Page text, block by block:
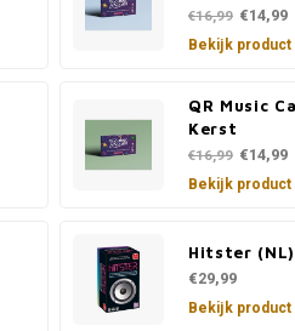
€16,99 €14,99
Bekijk product
QR Music
Kerst
€16,99 €14,99
Bekijk product
Hitster (NL)
€29,99
Bekijk product